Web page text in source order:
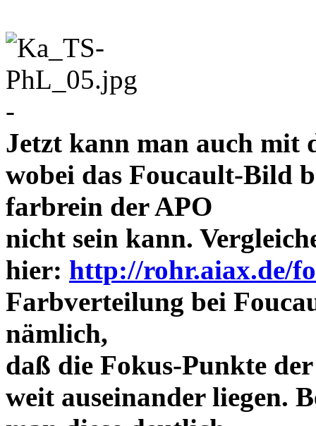
-
Jetzt kann man auch mit
wobei das Foucault-Bild
farbrein der APO
nicht sein kann.
hier: http://rohr.aiax.de/
Farbverteilung bei
nämlich,
daß die Fokus-Punkte
weit auseinander liegen.